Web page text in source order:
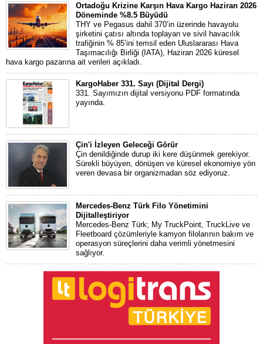
Ortadoğu Krizine Karşın Hava Kargo Haziran 2026
Döneminde %8.5 Büyüdü
THY ve Pegasus dahil 370’in üzerinde havayolu
şirketini çatısı altında toplayan ve sivil havacılık
trafiğinin % 85’ini temsil eden Uluslararası Hava
Taşımacılığı Birliği (IATA), Haziran 2026 küresel
hava kargo pazarına ait verileri açıkladı.
KargoHaber 331. Sayı (Dijital Dergi)
331. Sayımızın dijital versiyonu PDF formatında
yayında.
Çin'i İzleyen Geleceği Görür
Çin denildiğinde durup iki kere düşünmek gerekiyor.
Sürekli büyüyen, dönüşen ve küresel ekonomiye yön
veren devasa bir organizmadan söz ediyoruz.
Mercedes-Benz Türk Filo Yönetimini
Dijitalleştiriyor
Mercedes-Benz Türk; My TruckPoint, TruckLive ve
Fleetboard çözümleriyle kamyon filolarının bakım ve
operasyon süreçlerini daha verimli yönetmesini
sağlıyor.